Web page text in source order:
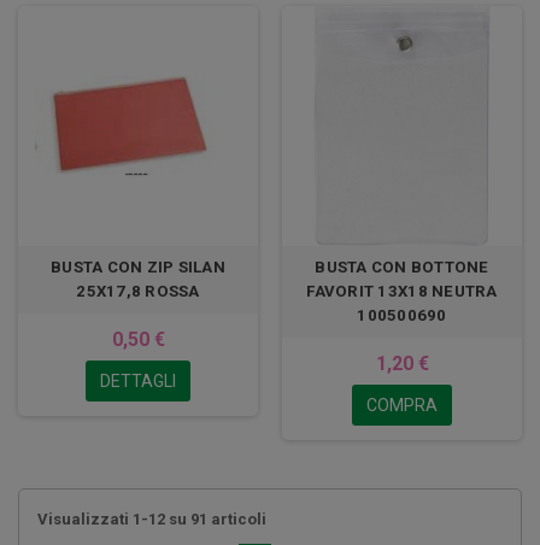
BUSTA CON ZIP SILAN
25X17,8 ROSSA
0,50 €
DETTAGLI
BUSTA CON BOTTONE
FAVORIT 13X18 NEUTRA
100500690
1,20 €
COMPRA
Visualizzati 1-12 su 91 articoli